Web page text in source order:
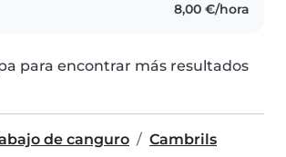
8,00 €/hora
para encontrar más resultados
de canguro Cambrils